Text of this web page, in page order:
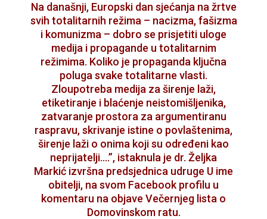
Na današnji, Europski dan sjećanja na žrtve
svih totalitarnih režima – nacizma, fašizma
i komunizma – dobro se prisjetiti uloge
medija i propagande u totalitarnim
režimima. Koliko je propaganda ključna
poluga svake totalitarne vlasti.
Zloupotreba medija za širenje laži,
etiketiranje i blaćenje neistomišljenika,
zatvaranje prostora za argumentiranu
raspravu, skrivanje istine o povlaštenima,
širenje laži o onima koji su određeni kao
neprijatelji….”, istaknula je dr. Željka
Markić izvršna predsjednica udruge U ime
obitelji, na svom Facebook profilu u
komentaru na objave Večernjeg lista o
Domovinskom ratu.